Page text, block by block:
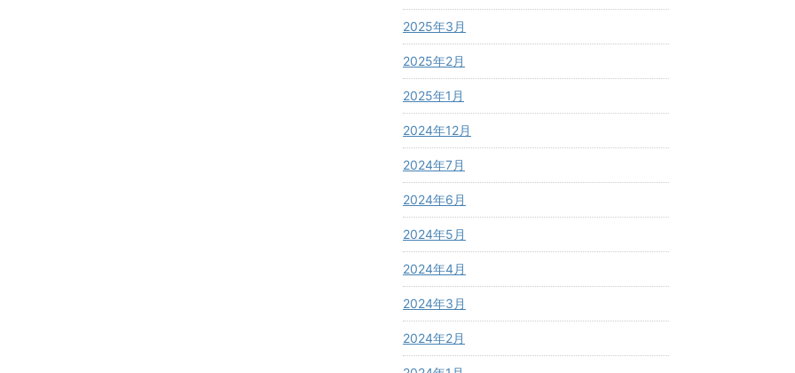
2025年3月
2025年2月
2025年1月
2024年12月
2024年7月
2024年6月
2024年5月
2024年4月
2024年3月
2024年2月